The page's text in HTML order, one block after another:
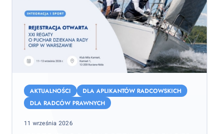
Regaty
Dziekana
AKTUALNOŚCI
DLA APLIKANTÓW RADCOWSKICH
DLA RADCÓW PRAWNYCH
Posted
11 września 2026